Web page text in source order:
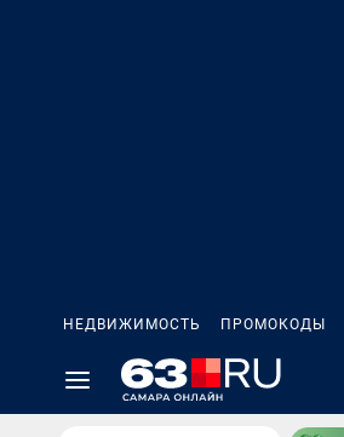
НЕДВИЖИМОСТЬ ПРОМОКОДЫ